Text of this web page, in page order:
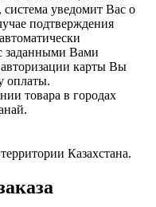
система уведомит Вас о
подтверждения
заданными Вами
карты Вы
оплаты.
товара в городах
Казахстана.